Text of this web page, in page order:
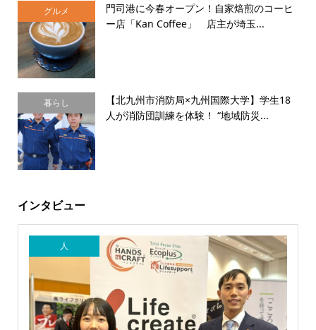
グルメ
門司港に今春オープン！自家焙煎のコーヒ
ー店「Kan Coffee」 店主が埼玉...
暮らし
【北九州市消防局×九州国際大学】学生18
人が消防団訓練を体験！ “地域防災...
インタビュー
人